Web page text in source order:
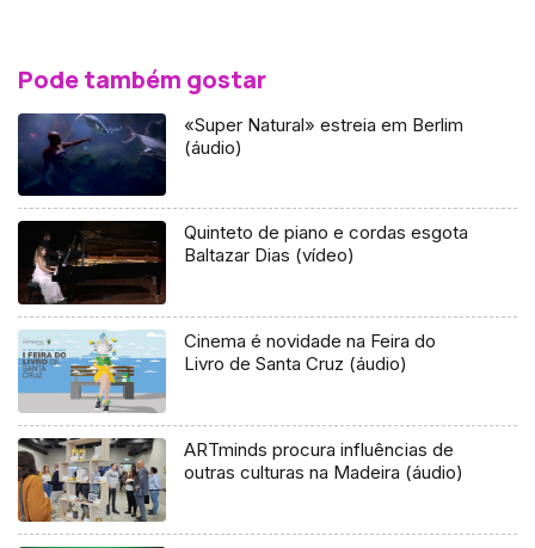
Pode também gostar
«Super Natural» estreia em Berlim
(áudio)
Quinteto de piano e cordas esgota
Baltazar Dias (vídeo)
Cinema é novidade na Feira do
Livro de Santa Cruz (áudio)
ARTminds procura influências de
outras culturas na Madeira (áudio)